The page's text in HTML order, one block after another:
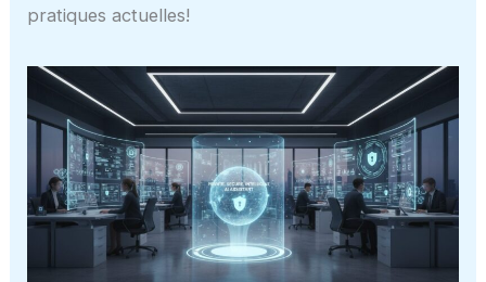
pratiques actuelles!